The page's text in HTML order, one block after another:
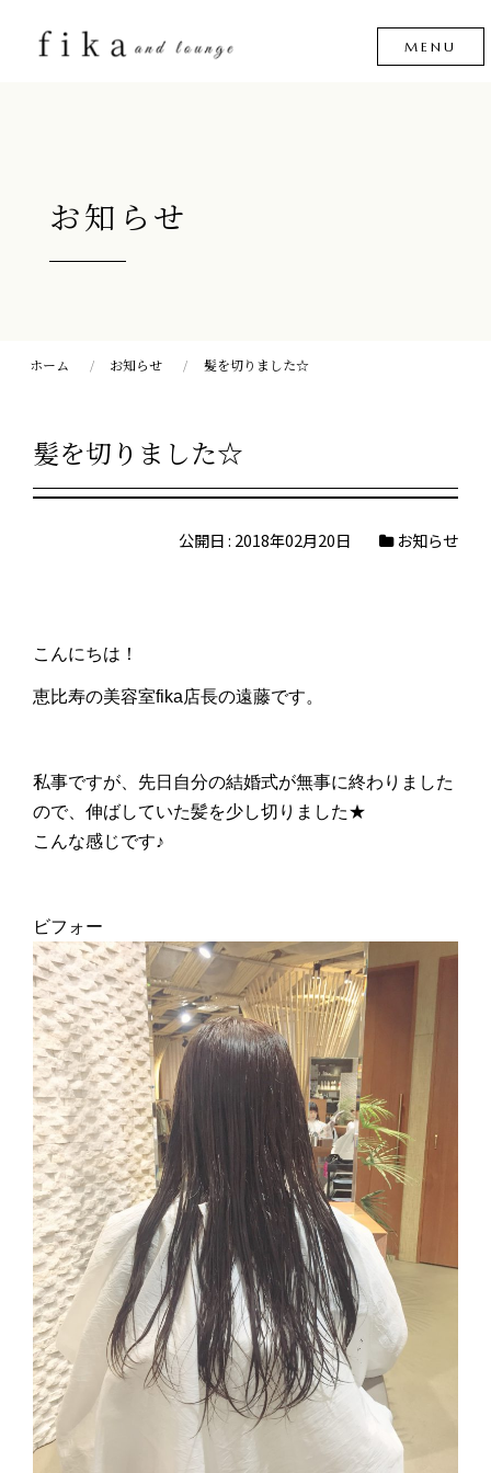
お知らせ
ホーム お知らせ 髪を切りました☆
髪を切りました☆
お知らせ
公開日 : 2018年02月20日
こんにちは！
恵比寿の美容室fika店長の遠藤です。
私事ですが、先日自分の結婚式が無事に終わりました
ので、伸ばしていた髪を少し切りました★
こんな感じです♪
ビフォー